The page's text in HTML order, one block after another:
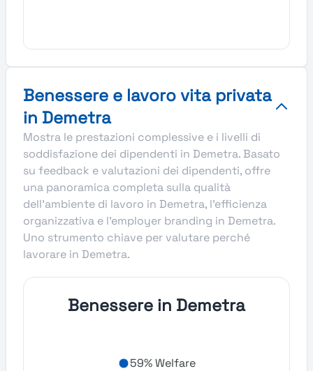
Benessere e lavoro vita privata
in Demetra
Mostra le prestazioni complessive e i livelli di
soddisfazione dei dipendenti in Demetra. Basato
su feedback e valutazioni dei dipendenti, offre
una panoramica completa sulla qualità
dell’ambiente di lavoro in Demetra, l’efficienza
organizzativa e l’employer branding in Demetra.
Uno strumento chiave per valutare perché
lavorare in Demetra.
Benessere in Demetra
59% Welfare